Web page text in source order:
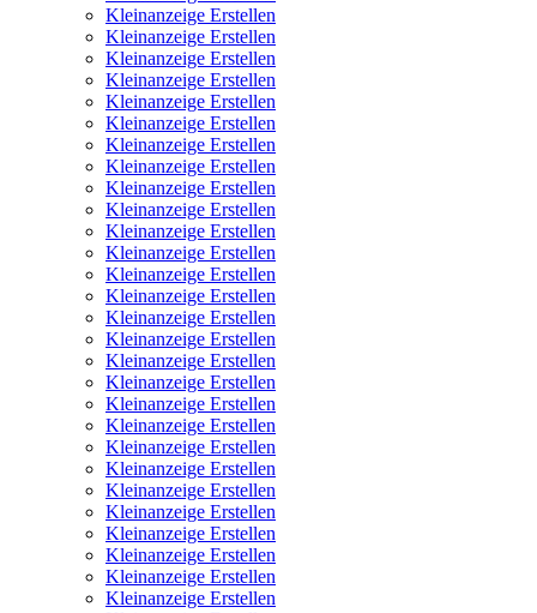
Kleinanzeige Erstellen
Kleinanzeige Erstellen
Kleinanzeige Erstellen
Kleinanzeige Erstellen
Kleinanzeige Erstellen
Kleinanzeige Erstellen
Kleinanzeige Erstellen
Kleinanzeige Erstellen
Kleinanzeige Erstellen
Kleinanzeige Erstellen
Kleinanzeige Erstellen
Kleinanzeige Erstellen
Kleinanzeige Erstellen
Kleinanzeige Erstellen
Kleinanzeige Erstellen
Kleinanzeige Erstellen
Kleinanzeige Erstellen
Kleinanzeige Erstellen
Kleinanzeige Erstellen
Kleinanzeige Erstellen
Kleinanzeige Erstellen
Kleinanzeige Erstellen
Kleinanzeige Erstellen
Kleinanzeige Erstellen
Kleinanzeige Erstellen
Kleinanzeige Erstellen
Kleinanzeige Erstellen
Kleinanzeige Erstellen